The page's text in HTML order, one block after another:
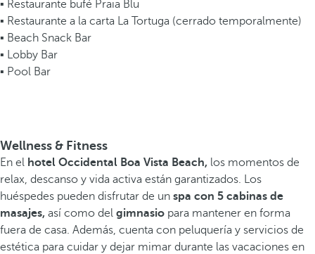
▪ Restaurante bufé Praia Blu
▪ Restaurante a la carta La Tortuga (cerrado temporalmente)
▪ Beach Snack Bar
▪ Lobby Bar
▪ Pool Bar
Wellness & Fitness
En el hotel Occidental Boa Vista Beach, los momentos de
relax, descanso y vida activa están garantizados. Los
huéspedes pueden disfrutar de un spa con 5 cabinas de
masajes, así como del gimnasio para mantener en forma
fuera de casa. Además, cuenta con peluquería y servicios de
estética para cuidar y dejar mimar durante las vacaciones en